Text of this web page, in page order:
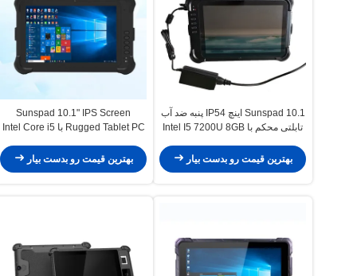
Sunspad 10.1 اینچ IP54 پنبه ضد آب
تابلتی محکم با Intel I5 7200U 8GB
صنعتی
بهترین قیمت رو بدست بیار
Sunspad 10.1" IPS Screen
Rugged Tablet PC با Intel Core i5
Tablet PC صنعتی
بهترین قیمت رو بدست بیار